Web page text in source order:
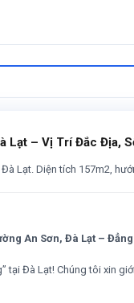
Lạt – Vị Trí Đắc Địa,
Lạt. Diện tích 157m2,
An Sơn, Đà Lạt –
tại Đà Lạt! Chúng tôi xin